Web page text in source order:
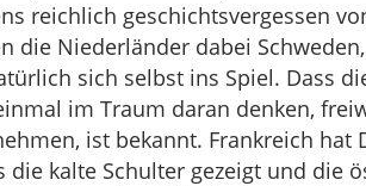
reichlich geschichtsvergessen
die Niederländer dabei
sich selbst ins Spiel. Dass
im Traum daran denken,
ist bekannt. Frankreich hat
die kalte Schulter gezeigt und die